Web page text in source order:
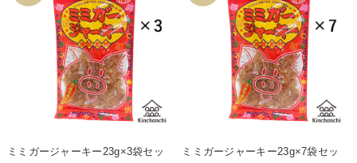
ミミガージャーキー23g×3袋セッ
ミミガージャーキー23g×7袋セッ